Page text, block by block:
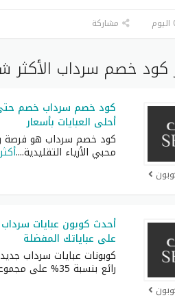
مشاركة
كود خصم سرداب الأكثر
أحلى العبايات بأسعار
كود خصم سرداب هو فرصة
محبي الأزياء التقليدية....أكثر
على عباياتك المفضلة
كوبونات عبايات سرداب
رائع بنسبة 35% على مجموعة كبيرة